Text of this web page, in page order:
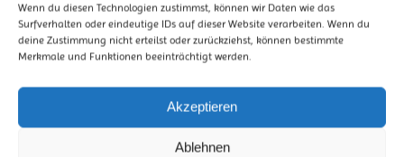
Wenn du diesen Technologien zustimmst, können wir Daten wie das
Surfverhalten oder eindeutige IDs auf dieser Website verarbeiten. Wenn du
deine Zustimmung nicht erteilst oder zurückziehst, können bestimmte
Merkmale und Funktionen beeinträchtigt werden.
Akzeptieren
Ablehnen